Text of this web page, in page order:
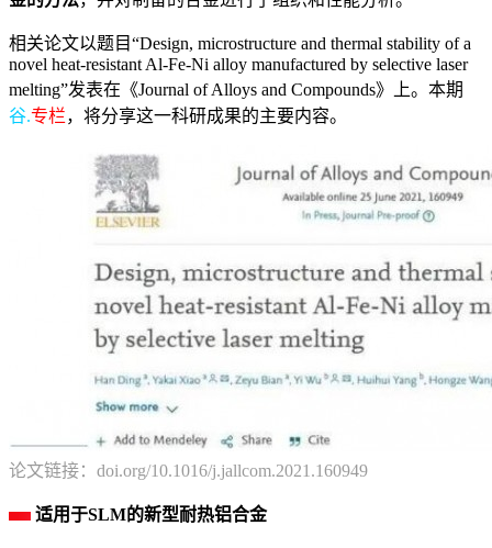
相关论文以题目“Design, microstructure and thermal stability of a
novel heat-resistant Al-Fe-Ni alloy manufactured by selective laser
melting”发表在《Journal of Alloys and Compounds》上。本期
谷.专栏，将分享这一科研成果的主要内容。
论文链接：doi.org/10.1016/j.jallcom.2021.160949
适用于SLM的新型耐热铝合金